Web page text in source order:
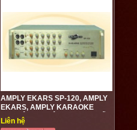
AMPLY EKARS SP-120, AMPLY
EKARS, AMPLY KARAOKE
CHUYÊN NGHIỆP, AMPLY CHẤT
LƯỢNG TỐT
Liên hệ